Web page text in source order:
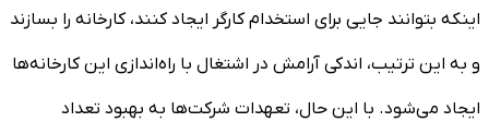
اینکه بتوانند جایی برای استخدام کارگر ایجاد کنند، کارخانه را بسازند
و به این ترتیب، اندکی آرامش در اشتغال با راه‌اندازی این کارخانه‌ها
ایجاد می‌شود. با این حال، تعهدات شرکت‌ها به بهبود تعداد